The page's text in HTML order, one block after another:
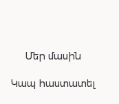
Մեր մասին
Կապ հաստատել